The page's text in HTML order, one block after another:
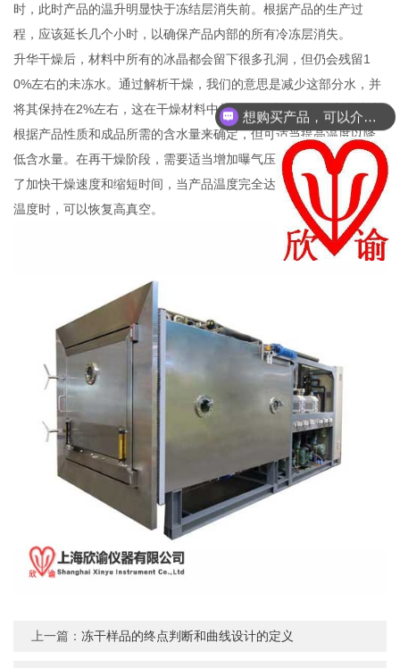
时，此时产品的温升明显快于冻结层消失前。根据产品的生产过
程，应该延长几个小时，以确保产品内部的所有冷冻层消失。
升华干燥后，材料中所有的冰晶都会留下很多孔洞，但仍会残留1
0%左右的未冻水。通过解析干燥，我们的意思是减少这部分水，并
将其保持在2%左右，这在干燥材料中起作用。该阶段的较高温度应
根据产品性质和成品所需的含水量来确定，但可适当提高温度以降
低含水量。在再干燥阶段，需要适当增加曝气压力来传导热量。为
了加快干燥速度和缩短时间，当产品温度完全达到传热介质设定的
温度时，可以恢复高真空。
上一篇：冻干样品的终点判断和曲线设计的定义
想购买产品，可以介绍下你们的产品么？